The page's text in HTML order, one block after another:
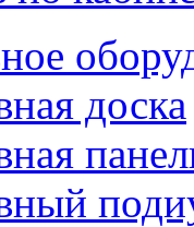
доска